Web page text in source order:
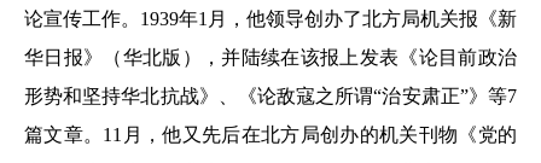
论宣传工作。1939年1月，他领导创办了北方局机关报《新
华日报》（华北版），并陆续在该报上发表《论目前政治
形势和坚持华北抗战》、《论敌寇之所谓“治安肃正”》等7
篇文章。11月，他又先后在北方局创办的机关刊物《党的